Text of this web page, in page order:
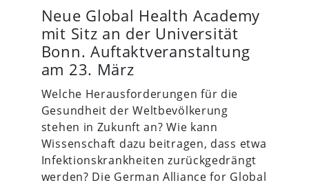
Neue Global Health Academy
mit Sitz an der Universität
Bonn. Auftaktveranstaltung
am 23. März
Welche Herausforderungen für die
Gesundheit der Weltbevölkerung
stehen in Zukunft an? Wie kann
Wissenschaft dazu beitragen, dass etwa
Infektionskrankheiten zurückgedrängt
werden? Die German Alliance for Global